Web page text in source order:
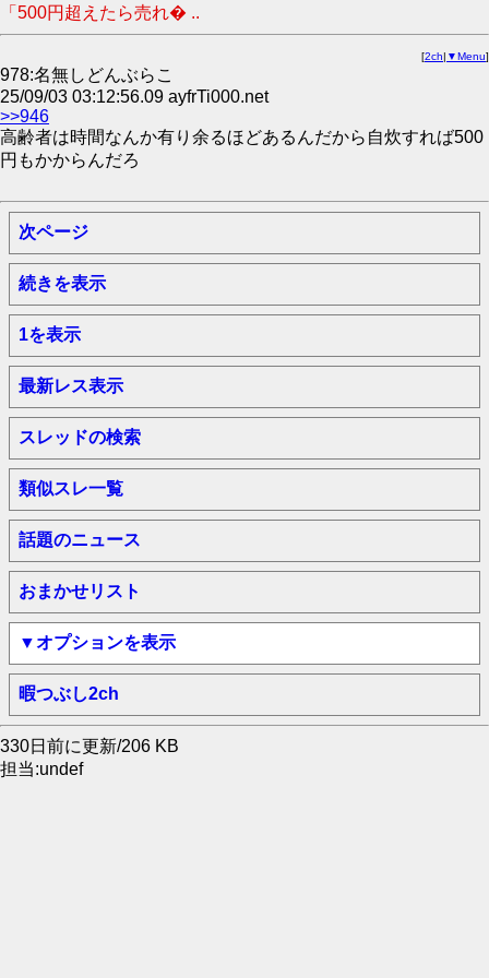
「500円超えたら売れ� ..
[2ch| ▼Menu]
978:名無しどんぶらこ
25/09/03 03:12:56.09 ayfrTi000.net
>>946
高齢者は時間なんか有り余るほどあるんだから自炊すれば500
円もかからんだろ
次ページ
続きを表示
1を表示
最新レス表示
スレッドの検索
類似スレ一覧
話題のニュース
おまかせリスト
▼オプションを表示
暇つぶし2ch
330日前に更新/206 KB
担当:undef